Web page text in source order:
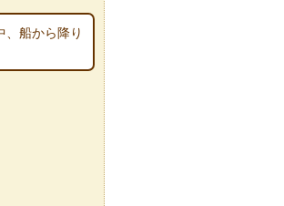
、船から降り